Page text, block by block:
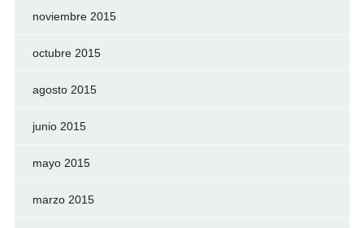
noviembre 2015
octubre 2015
agosto 2015
junio 2015
mayo 2015
marzo 2015